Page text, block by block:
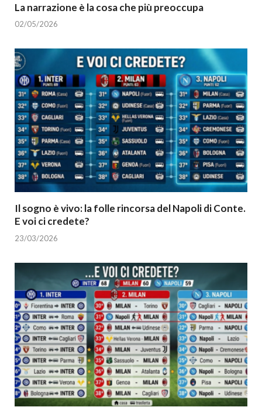
La narrazione è la cosa che più preoccupa
02/05/2026
Il sogno è vivo: la folle rincorsa del Napoli di Conte.
E voi ci credete?
23/03/2026